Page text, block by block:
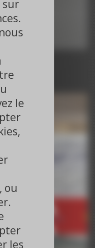
AHA 2023
- AHA 2023
- ESC 2023
sur
le
ou
les